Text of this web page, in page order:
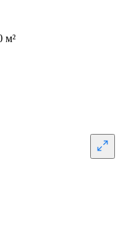
м²